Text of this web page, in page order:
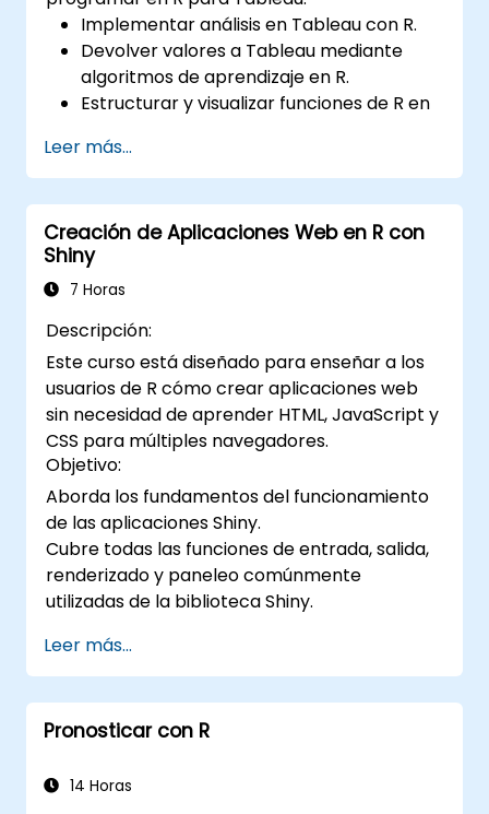
Implementar análisis en Tableau con R.
Devolver valores a Tableau mediante
algoritmos de aprendizaje en R.
Estructurar y visualizar funciones de R en
Tomar decisiones basadas en datos para
las operaciones comerciales.
Leer más...
Creación de Aplicaciones Web en R con
Shiny
7 Horas
Descripción:
Este curso está diseñado para enseñar a los
usuarios de R cómo crear aplicaciones web
sin necesidad de aprender HTML, JavaScript y
CSS para múltiples navegadores.
Objetivo:
Aborda los fundamentos del funcionamiento
de las aplicaciones Shiny.
Cubre todas las funciones de entrada, salida,
renderizado y paneleo comúnmente
utilizadas de la biblioteca Shiny.
Leer más...
Pronosticar con R
14 Horas